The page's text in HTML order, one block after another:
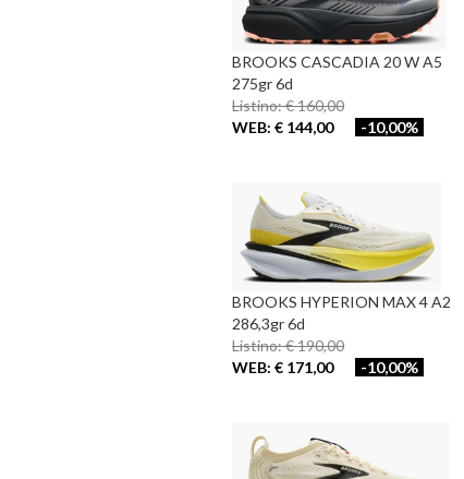
BROOKS CASCADIA 20 W A5
275gr 6d
Listino: € 160,00
WEB: € 144,00
-10,00%
BROOKS HYPERION MAX 4 A2
286,3gr 6d
Listino: € 190,00
WEB: € 171,00
-10,00%